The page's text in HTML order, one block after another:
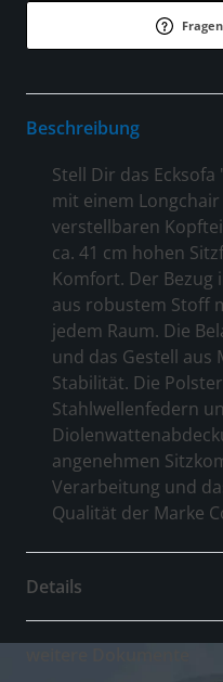
Beschreibung
Stell Dir das
mit einem
verstellbaren
ca. 41 cm hohen
Komfort. Der Bezug
aus robustem Stoff
jedem Raum. Die
und das Gestell aus
Stabilität. Die
Stahlwellenfedern
angenehmen
Verarbeitung und
Qualität der Marke
Details